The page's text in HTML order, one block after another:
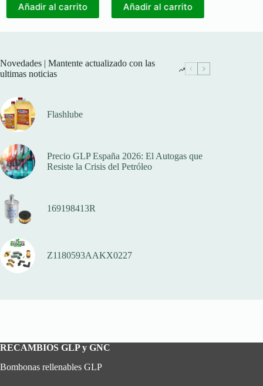
Añadir al carrito Añadir al carrito
Novedades | Mantente actualizado con las
ultimas noticias
Flashlube
Precio GLP España 2026: El Autogas que
Resiste la Crisis del Petróleo
169198413R
Z1180593AAKX0227
RECAMBIOS GLP y GNC
Bombonas rellenables GLP